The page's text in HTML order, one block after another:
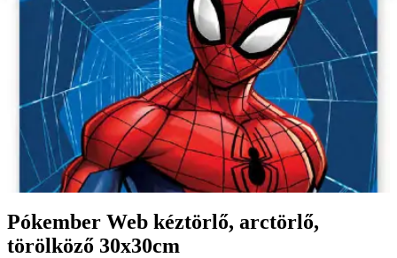
Pókember Web kéztörlő, arctörlő,
törölköző 30x30cm